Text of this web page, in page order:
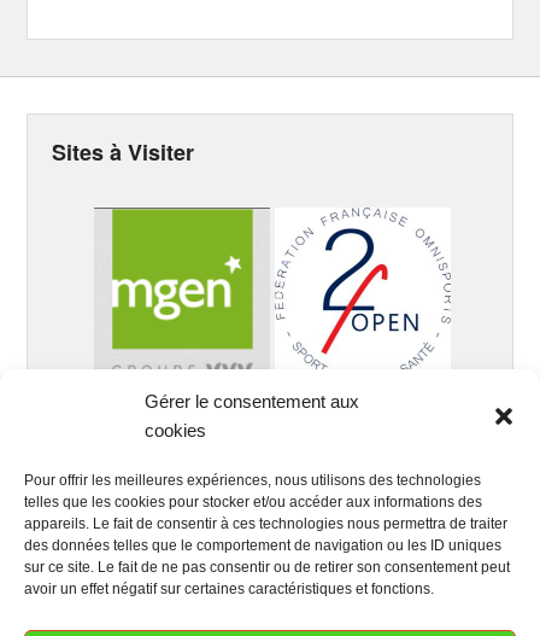
Gérer le consentement aux
cookies
Pour offrir les meilleures expériences, nous utilisons des technologies
telles que les cookies pour stocker et/ou accéder aux informations des
appareils. Le fait de consentir à ces technologies nous permettra de traiter
des données telles que le comportement de navigation ou les ID uniques
sur ce site. Le fait de ne pas consentir ou de retirer son consentement peut
avoir un effet négatif sur certaines caractéristiques et fonctions.
Sites à Visiter